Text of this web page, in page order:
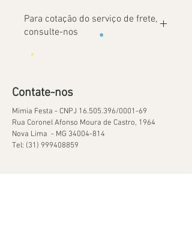
Para cotação do serviço de frete,
consulte-nos
Contate-nos
Mimia Festa - CNPJ 16.505.396/0001-69
Rua Coronel Afonso Moura de Castro, 1964
Nova Lima - MG 34004-814
Tel: (31) 999408859